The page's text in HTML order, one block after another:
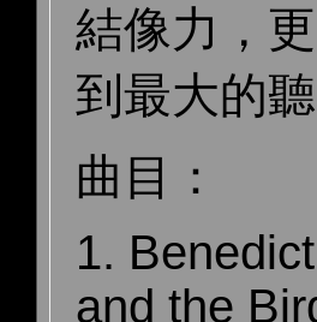
結像力，
到最大的
曲目：
1.
and the